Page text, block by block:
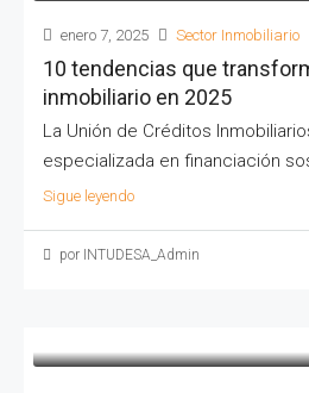
enero 7, 2025 Sector Inmobiliario
10 tendencias que
inmobiliario en 2025
La Unión de Créditos
especializada en financiación
Sigue leyendo
por INTUDESA_Admin